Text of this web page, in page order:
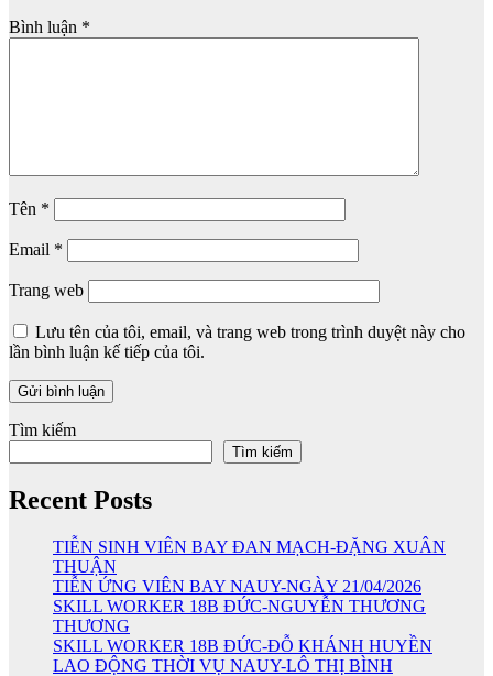
Bình luận *
Tên *
Email *
Trang web
Lưu tên của tôi, email, và trang web trong trình duyệt này cho
lần bình luận kế tiếp của tôi.
Tìm kiếm
Tìm kiếm
Recent Posts
TIỄN SINH VIÊN BAY ĐAN MẠCH-ĐẶNG XUÂN
THUẬN
TIỄN ỨNG VIÊN BAY NAUY-NGÀY 21/04/2026
SKILL WORKER 18B ĐỨC-NGUYỄN THƯƠNG
THƯƠNG
SKILL WORKER 18B ĐỨC-ĐỖ KHÁNH HUYỀN
LAO ĐỘNG THỜI VỤ NAUY-LÔ THỊ BÌNH